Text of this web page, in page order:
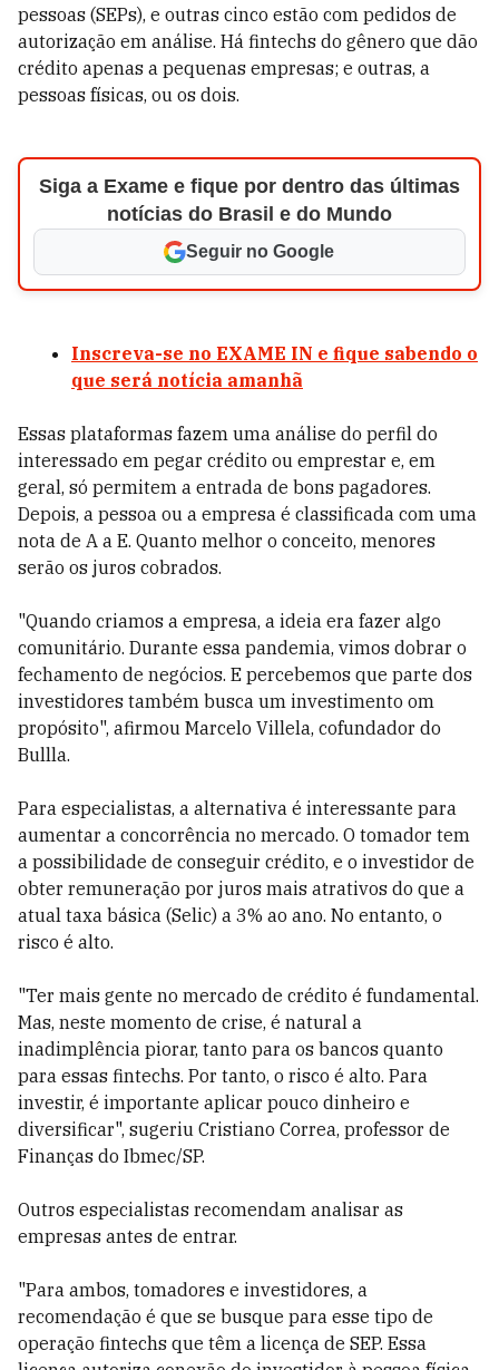
pessoas (SEPs), e outras cinco estão com pedidos de
autorização em análise. Há fintechs do gênero que dão
crédito apenas a pequenas empresas; e outras, a
pessoas físicas, ou os dois.
Siga a Exame e fique por dentro das últimas
notícias do Brasil e do Mundo
Seguir no Google
Inscreva-se no EXAME IN e fique sabendo o
que será notícia amanhã
Essas plataformas fazem uma análise do perfil do
interessado em pegar crédito ou emprestar e, em
geral, só permitem a entrada de bons pagadores.
Depois, a pessoa ou a empresa é classificada com uma
nota de A a E. Quanto melhor o conceito, menores
serão os juros cobrados.
"Quando criamos a empresa, a ideia era fazer algo
comunitário. Durante essa pandemia, vimos dobrar o
fechamento de negócios. E percebemos que parte dos
investidores também busca um investimento om
propósito", afirmou Marcelo Villela, cofundador do
Bullla.
Para especialistas, a alternativa é interessante para
aumentar a concorrência no mercado. O tomador tem
a possibilidade de conseguir crédito, e o investidor de
obter remuneração por juros mais atrativos do que a
atual taxa básica (Selic) a 3% ao ano. No entanto, o
risco é alto.
"Ter mais gente no mercado de crédito é fundamental.
Mas, neste momento de crise, é natural a
inadimplência piorar, tanto para os bancos quanto
para essas fintechs. Por tanto, o risco é alto. Para
investir, é importante aplicar pouco dinheiro e
diversificar", sugeriu Cristiano Correa, professor de
Finanças do Ibmec/SP.
Outros especialistas recomendam analisar as
empresas antes de entrar.
"Para ambos, tomadores e investidores, a
recomendação é que se busque para esse tipo de
operação fintechs que têm a licença de SEP. Essa